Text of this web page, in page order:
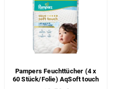
Pampers Feuchttücher (4 x
60 Stück/Folie) AqSoft touch